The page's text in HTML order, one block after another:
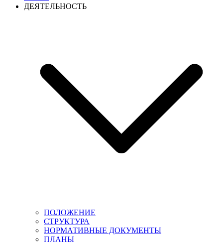
ДЕЯТЕЛЬНОСТЬ
ПОЛОЖЕНИЕ
СТРУКТУРА
НОРМАТИВНЫЕ ДОКУМЕНТЫ
ПЛАНЫ